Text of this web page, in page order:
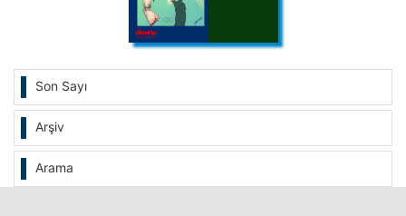
Son Sayı
Arşiv
Arama